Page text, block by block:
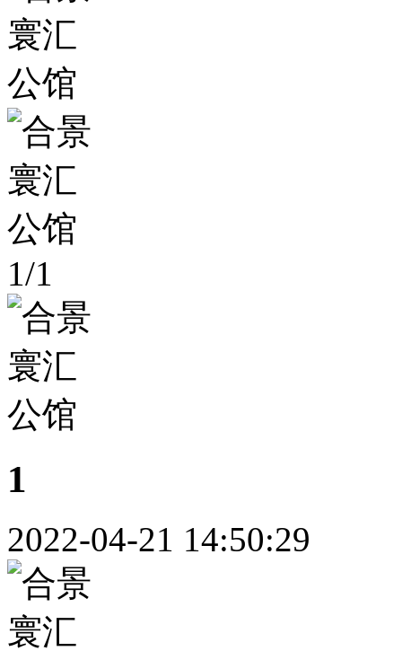
1/1
1
2022-04-21 14:50:29